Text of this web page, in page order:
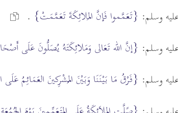
وسلم: {تَعَمَّموا فَإنَّ المَلائِكَةَ تَعَمَّمَتْ} .
وسلم: {إنَّ الله تَعَالى وَمَلائِكَتَهُ يُصَلُّونَ عَلَى
وسلم: {فَرْقُ مَا بَيْنَنَا وَبَيْنَ المُشْرِكينَ العَمَائِمُ